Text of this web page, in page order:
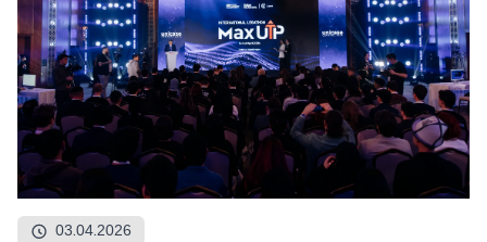
03.04.2026